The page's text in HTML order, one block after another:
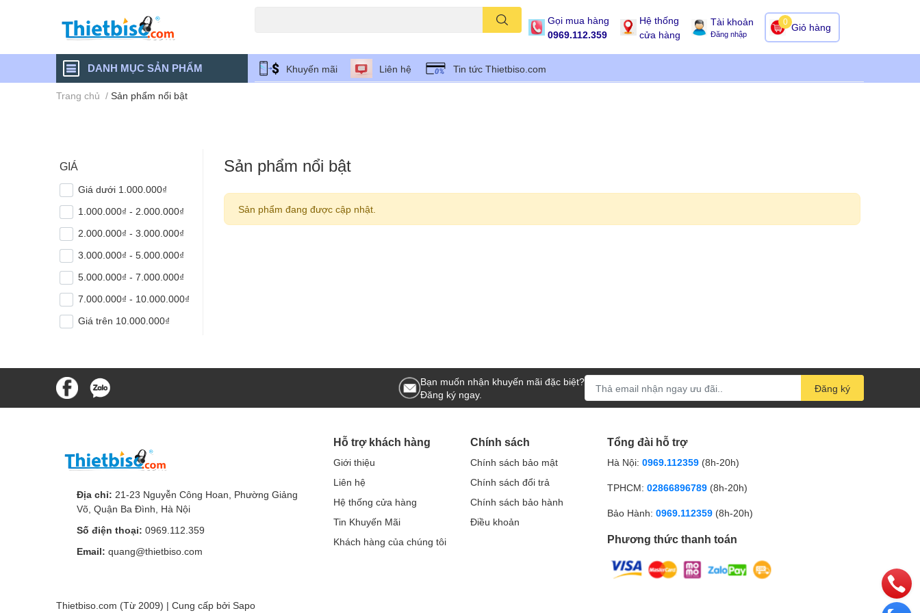
Gọi mua hàng
0969.112.359
Hệ thống
cửa hàng
Tài khoản
Đăng nhập
Giỏ hàng
0
DANH MỤC SẢN PHẨM Khuyến mãi Liên hệ Tin tức Thietbiso.com
Trang chủ / Sản phẩm nổi bật
GIÁ
Giá dưới 1.000.000₫
1.000.000₫ - 2.000.000₫
2.000.000₫ - 3.000.000₫
3.000.000₫ - 5.000.000₫
5.000.000₫ - 7.000.000₫
7.000.000₫ - 10.000.000₫
Giá trên 10.000.000₫
Sản phẩm nổi bật
Sản phẩm đang được cập nhật.
Bạn muốn nhận khuyến mãi đặc biệt?
Đăng ký ngay.
Đăng ký
Địa chỉ: 21-23 Nguyễn Công Hoan, Phường Giảng
Võ, Quận Ba Đình, Hà Nội
Số điện thoại: 0969.112.359
Email: quang@thietbiso.com
Hỗ trợ khách hàng
Giới thiệu
Liên hệ
Hệ thống cửa hàng
Tin Khuyến Mãi
Khách hàng của chúng tôi
Chính sách
Chính sách bảo mật
Chính sách đổi trả
Chính sách bảo hành
Điều khoản
Tổng đài hỗ trợ
Hà Nội: 0969.112359 (8h-20h)
TPHCM: 02866896789 (8h-20h)
Bảo Hành: 0969.112359 (8h-20h)
Phương thức thanh toán
Thietbiso.com (Từ 2009) | Cung cấp bởi Sapo